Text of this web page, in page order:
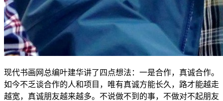
现代书画网总编叶建华讲了四点想法：一是合作，真诚合作。
如今不乏谈合作的人和项目，唯有真诚方能长久，路才能越走
越宽，真诚朋友越来越多。不说做不到的事，不做对不起朋友